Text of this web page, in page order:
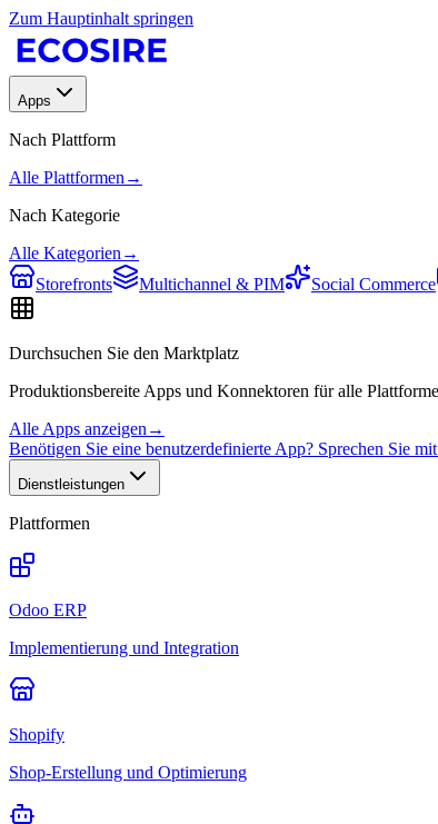
Zum Hauptinhalt springen
Apps
Nach Plattform
Alle Plattformen →
Nach Kategorie
Alle Kategorien →
Storefronts
Multichannel & PIM Social Commerce
Durchsuchen Sie den Marktplatz
Produktionsbereite Apps und Konnektoren für alle
Alle Apps anzeigen →
Benötigen Sie eine benutzerdefinierte App? Sprechen Sie
Dienstleistungen
Plattformen
Odoo ERP
Implementierung und Integration
Shopify
Shop-Erstellung und Optimierung